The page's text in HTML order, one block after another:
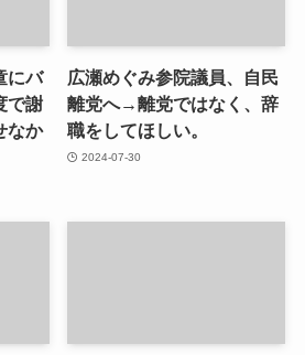
にバ
で謝
なか
広瀬めぐみ参院議員、自民
離党へ→離党ではなく、辞
職をしてほしい。
2024-07-30